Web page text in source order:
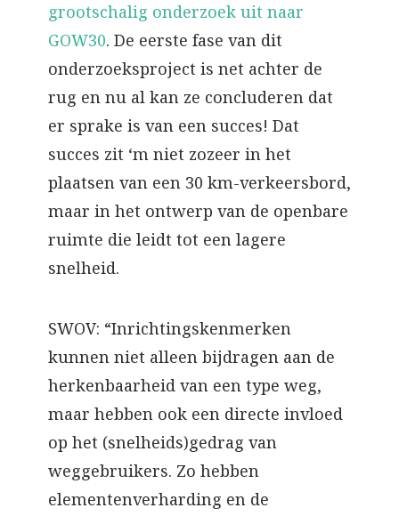
grootschalig onderzoek uit naar
GOW30. De eerste fase van dit
onderzoeksproject is net achter de
rug en nu al kan ze concluderen dat
er sprake is van een succes! Dat
succes zit ‘m niet zozeer in het
plaatsen van een 30 km-verkeersbord,
maar in het ontwerp van de openbare
ruimte die leidt tot een lagere
snelheid.
SWOV: “Inrichtingskenmerken
kunnen niet alleen bijdragen aan de
herkenbaarheid van een type weg,
maar hebben ook een directe invloed
op het (snelheids)gedrag van
weggebruikers. Zo hebben
elementenverharding en de